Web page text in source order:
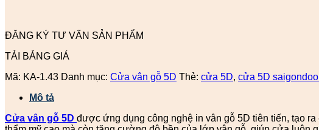
ĐĂNG KÝ TƯ VẤN SẢN PHẨM
TẢI BẢNG GIÁ
Mã: KA-1.43 Danh mục: Cửa vân gỗ 5D Thẻ: cửa 5D, cửa 5D
Mô tả
Cửa vân gỗ 5D được ứng dụng công nghệ in vân gỗ 5D tiên tiến, tạo